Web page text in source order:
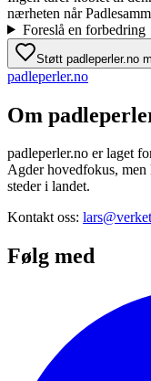
nærheten når
Foreslå en forbedring
Støtt padleperler.no
padleperler.no
Om
padleperler.no er laget
Agder hovedfokus, men
steder i landet.
Kontakt oss:
Følg med